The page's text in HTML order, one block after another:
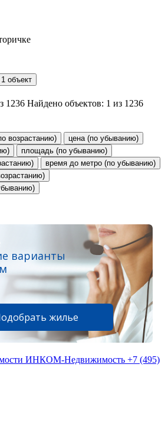
объект
1236 Найдено объектов: 1 из 1236
возрастанию)
цена (по убыванию)
площадь (по убыванию)
время до метро (по убыванию)
варианты
жилье
+7 (495)